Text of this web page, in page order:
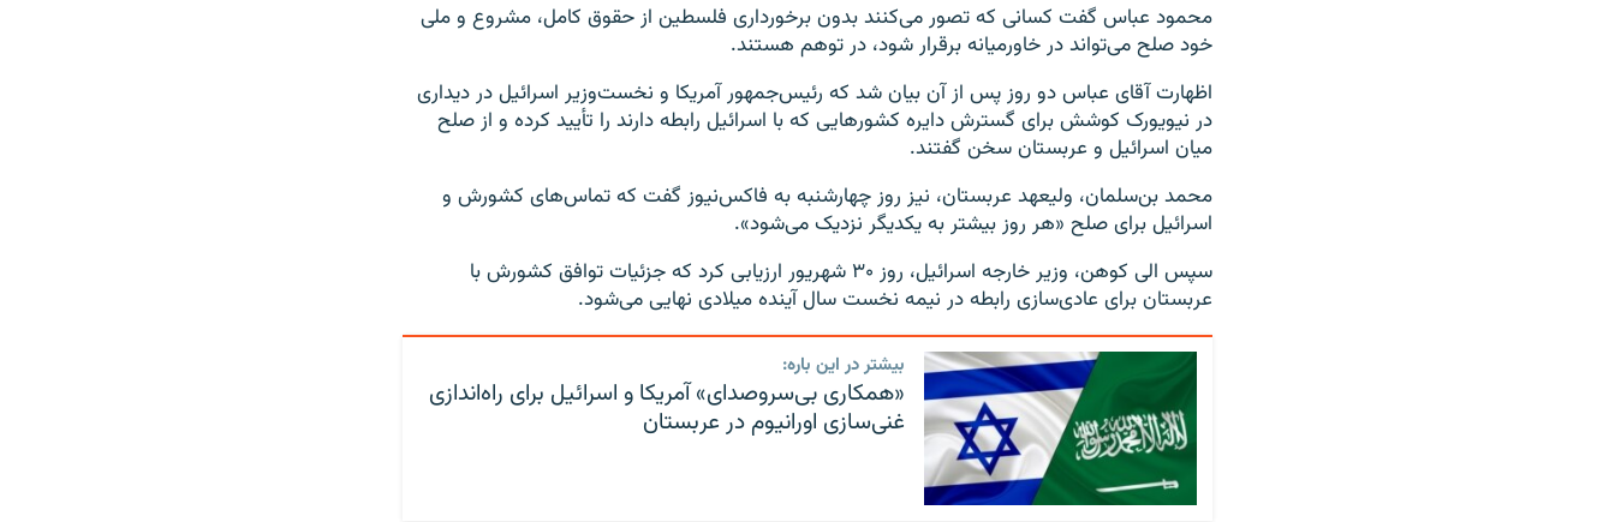
محمود عباس گفت کسانی که تصور می‌کنند بدون برخورداری فلسطین از حقوق کامل، مشروع و ملی
خود صلح می‌تواند در خاورمیانه برقرار شود، در توهم هستند.
اظهارت آقای عباس دو روز پس از آن بیان شد که رئیس‌جمهور آمریکا و نخست‌وزیر اسرائیل در دیداری
در نیویورک کوشش برای گسترش دایره کشورهایی که با اسرائیل رابطه دارند را تأیید کرده و از صلح
میان اسرائیل و عربستان سخن گفتند.
محمد بن‌سلمان، ولیعهد عربستان، نیز روز چهارشنبه به فاکس‌نیوز گفت که تماس‌های کشورش و
اسرائیل برای صلح «هر روز بیشتر به یکدیگر نزدیک می‌شود».
سپس الی کوهن، وزیر خارجه اسرائیل، روز ۳۰ شهریور ارزیابی کرد که جزئیات توافق کشورش با
عربستان برای عادی‌سازی رابطه در نیمه نخست سال آینده میلادی نهایی می‌شود.
بیشتر در این باره:
«همکاری بی‌سرو‌صدای» آمریکا و اسرائیل برای راه‌اندازی
غنی‌سازی اورانیوم در عربستان